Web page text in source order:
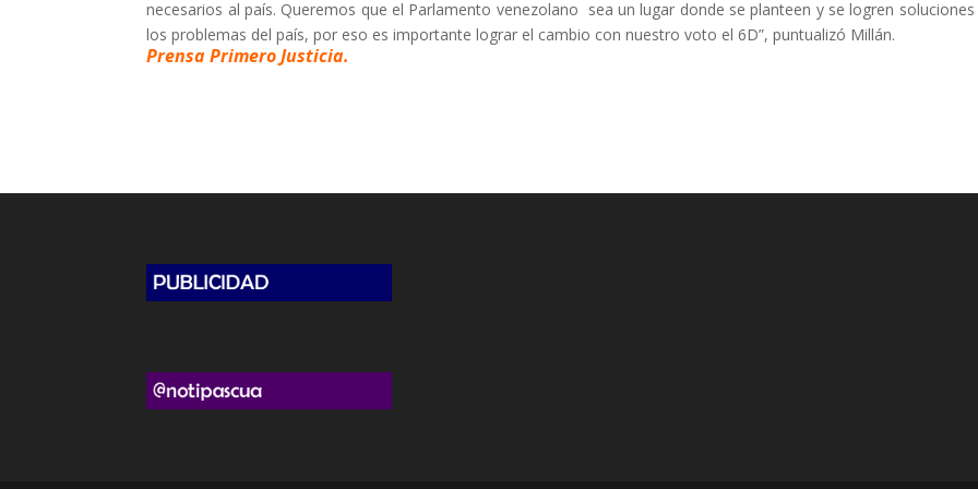
necesarios al país. Queremos que el Parlamento venezolano sea un lugar donde se planteen y se logren
los problemas del país, por eso es importante lograr el cambio con nuestro voto el 6D”, puntualizó Millán.
Prensa Primero Justicia.